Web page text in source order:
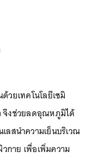
วยเทคโนโลยีเซมิ
จึงช่วยลดอุณหภูมิได้
ลสนำความเย็นบริเวณ
กาย เพื่อเพิ่มความ